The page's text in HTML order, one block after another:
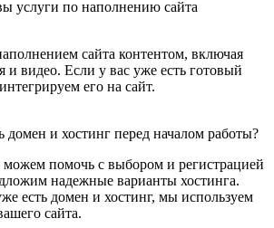
услуги по наполнению сайта
сайта контентом, включая
и видео. Если у вас уже есть готовый
его на сайт.
и хостинг перед началом работы?
помочь с выбором и регистрацией
надежные варианты хостинга.
есть домен и хостинг, мы используем
сайта.